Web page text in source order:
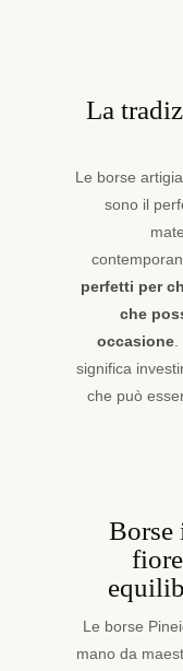
La
Le borse
sono il
perfetti per
che
occasione.
significa
che può
Borse
Le borse
mano da